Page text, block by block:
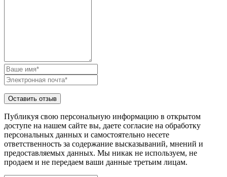
Публикуя свою персональную информацию в открытом
доступе на нашем сайте вы, даете согласие на обработку
персональных данных и самостоятельно несете
ответственность за содержание высказываний, мнений и
предоставляемых данных. Мы никак не используем, не
продаем и не передаем ваши данные третьим лицам.